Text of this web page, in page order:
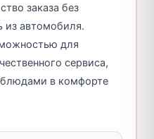
заказа без
из автомобиля.
для
сервиса,
в комфорте